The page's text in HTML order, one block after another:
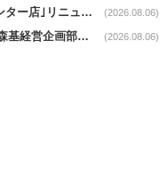
OICグループnews｜8/16｢ロピア港北インター店｣リニューアル/食品売場拡大 (2026.08.06)
コスモス薬品news｜8/28付役員人事､竹森基経営企画部長が取締役昇格 (2026.08.06)